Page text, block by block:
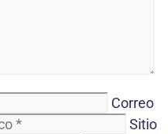
Correo
Sitio